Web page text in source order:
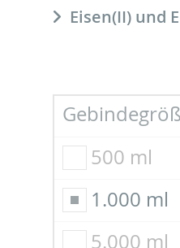
Eisen(II) und
500 ml
1.000 ml
5.000 ml